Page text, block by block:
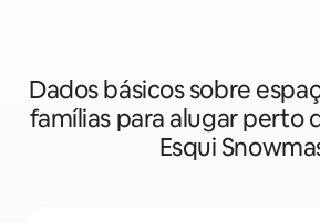
Dados básicos sobre
famílias para alugar perto
Esqui